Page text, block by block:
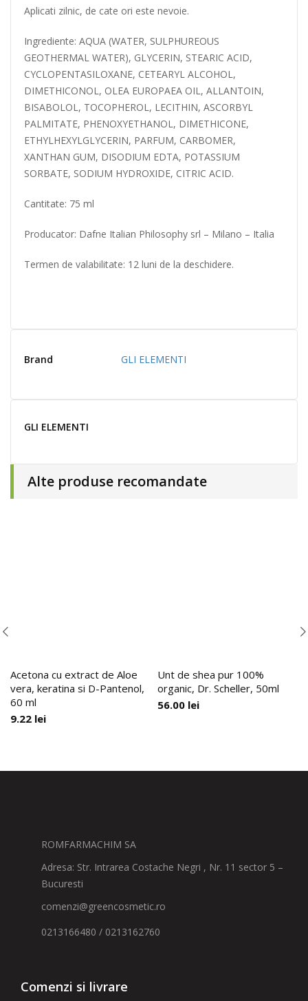
Aplicati zilnic, de cate ori este nevoie.
Ingrediente: AQUA (WATER, SULPHUREOUS
GEOTHERMAL WATER), GLYCERIN, STEARIC ACID,
CYCLOPENTASILOXANE, CETEARYL ALCOHOL,
DIMETHICONOL, OLEA EUROPAEA OIL, ALLANTOIN,
BISABOLOL, TOCOPHEROL, LECITHIN, ASCORBYL
PALMITATE, PHENOXYETHANOL, DIMETHICONE,
ETHYLHEXYLGLYCERIN, PARFUM, CARBOMER,
XANTHAN GUM, DISODIUM EDTA, POTASSIUM
SORBATE, SODIUM HYDROXIDE, CITRIC ACID.
Cantitate: 75 ml
Producator: Dafne Italian Philosophy srl – Milano – Italia
Termen de valabilitate: 12 luni de la deschidere.
Brand GLI ELEMENTI
GLI ELEMENTI
Alte produse recomandate
Acetona cu extract de Aloe
vera, keratina si D-Pantenol,
60 ml
9.22 lei
Unt de shea pur 100%
organic, Dr. Scheller, 50ml
56.00 lei
ROMFARMACHIM SA
Adresa: Str. Intrarea Costache Negri , Nr. 11 sector 5 –
Bucuresti
comenzi@greencosmetic.ro
0213166480 / 0213162760
Comenzi si livrare